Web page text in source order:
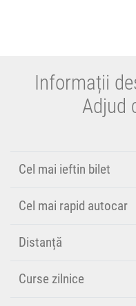
Informații
Adjud
Cel mai ieftin bilet
Cel mai rapid autocar
Distanță
Curse zilnice